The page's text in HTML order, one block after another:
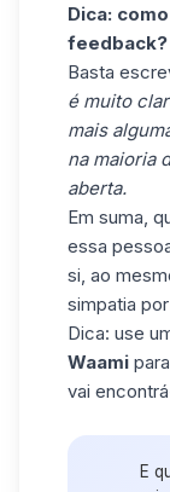
Dica:
feedback?
Basta
é muito
mais
na maioria
aberta.
Em suma,
essa
si, ao
simpatia
Dica: use
Waami
vai
E